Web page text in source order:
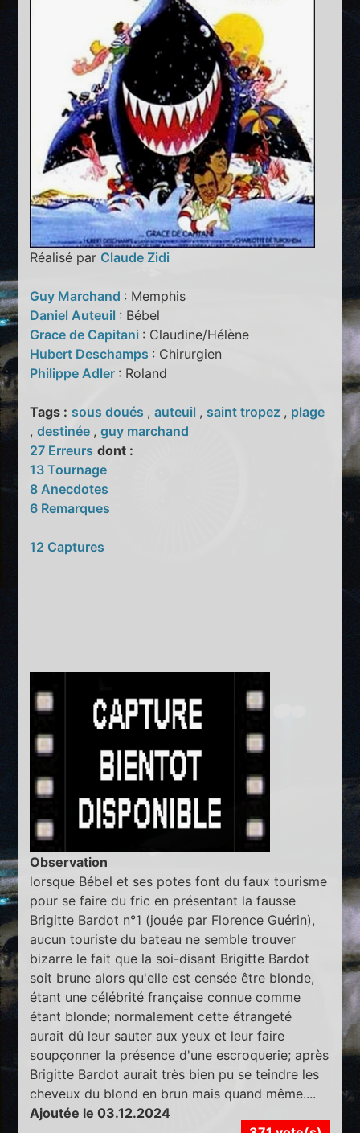
Réalisé par Claude Zidi
Guy Marchand : Memphis
Daniel Auteuil : Bébel
Grace de Capitani : Claudine/Hélène
Hubert Deschamps : Chirurgien
Philippe Adler : Roland
Tags : sous doués ,auteuil , saint tropez , plage
,destinée ,guy marchand
27 Erreurs dont :
13 Tournage
8 Anecdotes
6 Remarques
12 Captures
Observation
lorsque Bébel et ses potes font du faux tourisme
pour se faire du fric en présentant la fausse
Brigitte Bardot n°1 (jouée par Florence Guérin),
aucun touriste du bateau ne semble trouver
bizarre le fait que la soi-disant Brigitte Bardot
soit brune alors qu'elle est censée être blonde,
étant une célébrité française connue comme
étant blonde; normalement cette étrangeté
aurait dû leur sauter aux yeux et leur faire
soupçonner la présence d'une escroquerie; après
Brigitte Bardot aurait très bien pu se teindre les
cheveux du blond en brun mais quand même....
Ajoutée le 03.12.2024